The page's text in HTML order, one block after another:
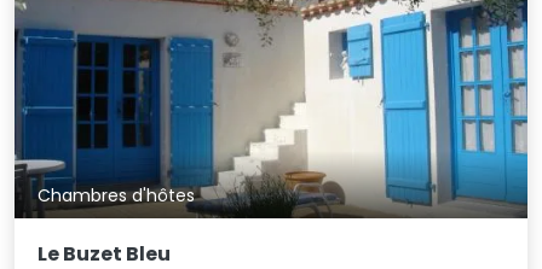
Chambres d'hôtes
Le Buzet Bleu